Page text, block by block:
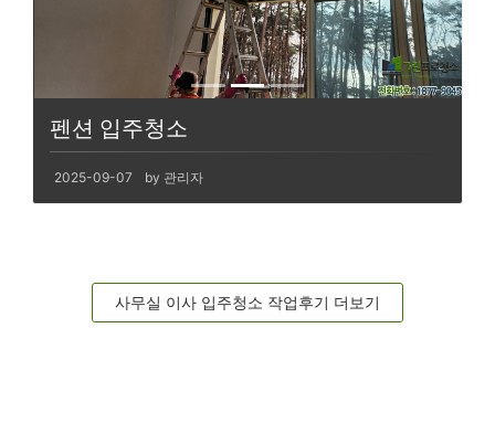
펜션 입주청소
2025-09-07 by 관리자
사무실 이사 입주청소 작업후기 더보기